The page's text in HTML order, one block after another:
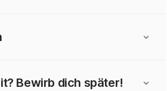
Bewirb dich später!